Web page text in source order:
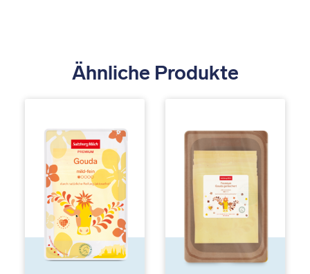
Ähnliche Produkte